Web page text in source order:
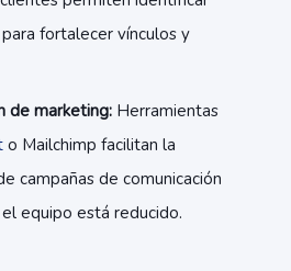
fortalecer vínculos y
de marketing: Herramientas
o Mailchimp facilitan la
campañas de comunicación
equipo está reducido.